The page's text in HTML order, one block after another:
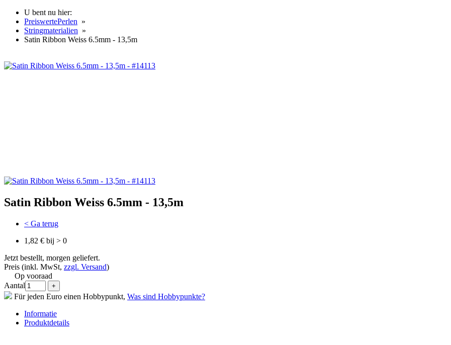
U bent nu hier:
PreiswertePerlen »
Stringmaterialien »
Satin Ribbon Weiss 6.5mm - 13,5m
Satin Ribbon Weiss 6.5mm - 13,5m
< Ga terug
1,82 € bij > 0
Jetzt bestellt, morgen geliefert.
Preis (inkl. MwSt, zzgl. Versand)
Op vooraad
Aantal
Für jeden Euro einen Hobbypunkt, Was sind Hobbypunkte?
Informatie
Produktdetails